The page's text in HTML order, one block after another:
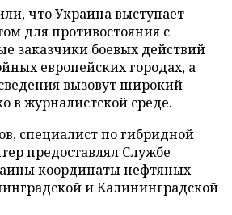
что Украина выступает
для противостояния с
заказчики боевых действий
европейских городах, а
вызовут широкий
в журналистской среде.
специалист по гибридной
предоставлял Службе
координаты нефтяных
и Калининградской